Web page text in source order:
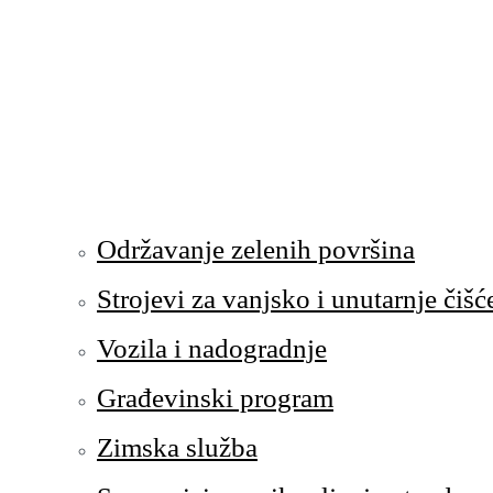
Održavanje zelenih površina
Strojevi za vanjsko i unutarnje
Vozila i nadogradnje
Građevinski program
Zimska služba